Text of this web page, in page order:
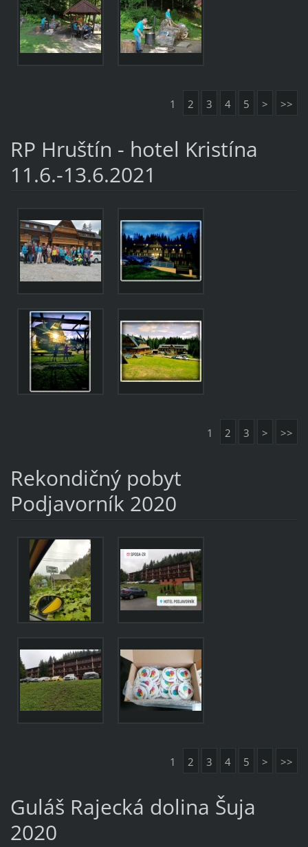
1 2 3 4 5 > >>
RP Hruštín - hotel Kristína
11.6.-13.6.2021
1 2 3 > >>
Rekondičný pobyt
Podjavorník 2020
1 2 3 4 5 > >>
Guláš Rajecká dolina Šuja
2020